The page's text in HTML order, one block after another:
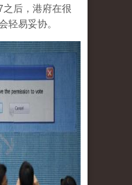
之后，港府在很
轻易妥协。